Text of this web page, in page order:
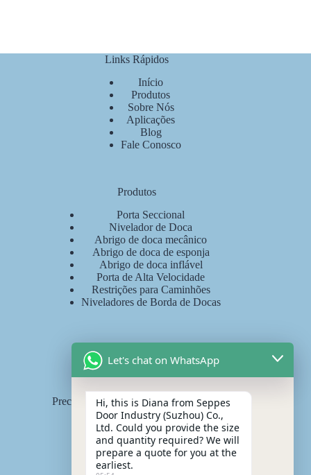
Links Rápidos
Início
Produtos
Sobre Nós
Aplicações
Blog
Fale Conosco
Produtos
Porta Seccional
Nivelador de Doca
Abrigo de doca mecânico
Abrigo de doca de esponja
Abrigo de doca inflável
Porta de Alta Velocidade
Restrições para Caminhões
Niveladores de Borda de Docas
WhatsApp: +
Precisa de uma solução personalizada?
Obter Orçamento Gratuito:
diana@seppes.com.cn
Let's chat on WhatsApp
Hi, this is Diana from Seppes
Door Industry (Suzhou) Co.,
Ltd. Could you provide the size
and quantity required? We will
prepare a quote for you at the
earliest.